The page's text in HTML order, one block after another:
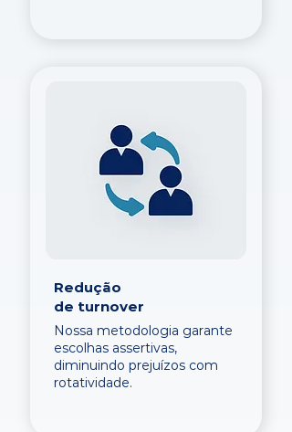
Redução
de turnover
Nossa metodologia garante
escolhas assertivas,
diminuindo prejuízos com
rotatividade.